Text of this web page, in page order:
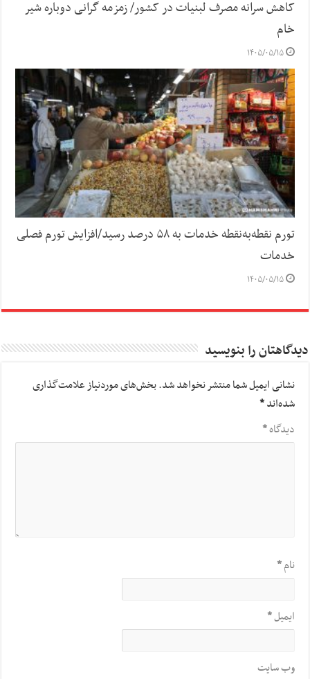
کاهش سرانه مصرف لبنیات در کشور/ زمزمه گرانی دوباره شیر
خام
۱۴۰۵/۰۵/۱۵
تورم نقطه‌به‌نقطه خدمات به ۵۸ درصد رسید/افزایش تورم فصلی
خدمات
۱۴۰۵/۰۵/۱۵
دیدگاهتان را بنویسید
نشانی ایمیل شما منتشر نخواهد شد.بخش‌های موردنیاز علامت‌گذاری
شده‌اند*
دیدگاه*
نام*
ایمیل*
وب‌ سایت